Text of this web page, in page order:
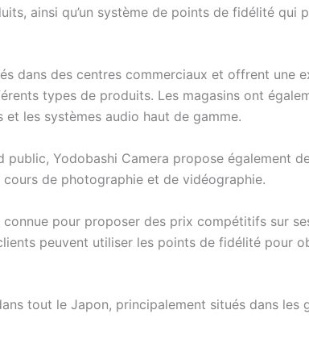
ainsi qu’un système de points de fidélité
dans des centres commerciaux et offrent une
types de produits. Les magasins ont
les systèmes audio haut de gamme.
Yodobashi Camera propose également
de photographie et de vidéographie.
pour proposer des prix compétitifs sur
peuvent utiliser les points de fidélité pour
tout le Japon, principalement situés dans